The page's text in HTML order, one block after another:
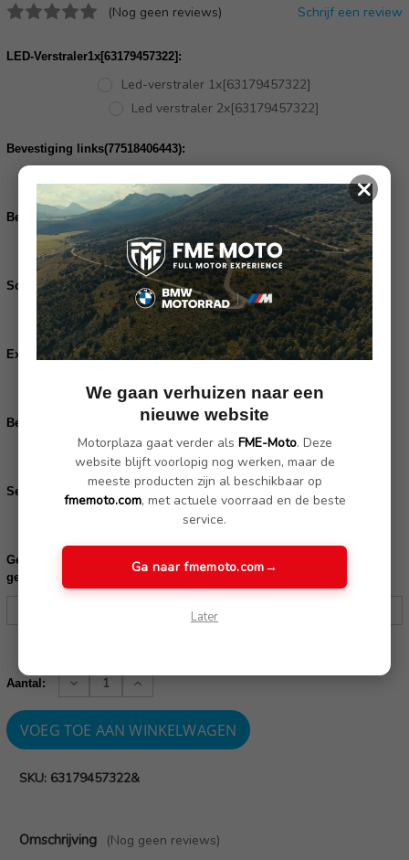
(Nog geen reviews) Schrijf een review
LED-Verstraler1x[63179457322]:
Led-verstraler 1x[63179457322]
Led verstraler 2x[63179457322]
Bevestiging links(77518406443):
Bevestiging rechts(77518406444):
Bestel de bevestiging rechts
Schakelaar verstralers[61318394256]:
Bestel de schakelaar led verstralers
Extra kabelboom verstralers[61121540935]:
Bestel de extra kabelboom
Bevestigingsklem[32729457894]:
Bestel de bevestigingsklem
Set aanbouwdelen 1x[77518356947]1x[07147112446]2x[07129908467]:
Bestel de set aanbouwdelen
Gelieve uw frame nummer in te vullen ter controle of dit product
geschikt is voor uw motor:
voorraad:
Aantal:
Verhoog
aantallen:
Verlaag
aantallen:
SKU: 63179457322&
Omschrijving (Nog geen reviews)
×
We gaan verhuizen naar een
nieuwe website
Motorplaza gaat verder als FME-Moto. Deze
website blijft voorlopig nog werken, maar de
meeste producten zijn al beschikbaar op
fmemoto.com, met actuele voorraad en de beste
service.
Ga naar fmemoto.com→
Later